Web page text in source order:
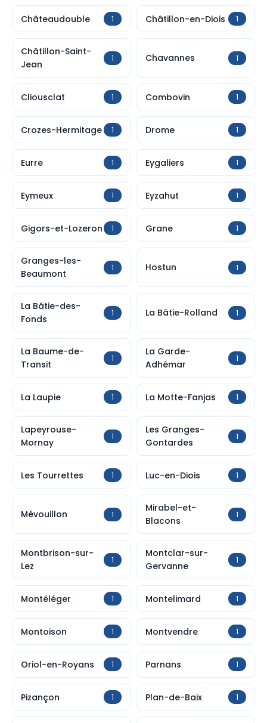
Châteaudouble 1 Châtillon-en-Diois 1
Châtillon-Saint-
Jean
1 Chavannes 1
Cliousclat 1 Combovin 1
Crozes-Hermitage 1 Drome 1
Eurre 1 Eygaliers 1
Eymeux 1 Eyzahut 1
Gigors-et-Lozeron 1 Grane 1
Granges-les-
Beaumont
1 Hostun 1
La Bâtie-des-
Fonds
1 La Bâtie-Rolland 1
La Baume-de-
Transit
1
La Garde-
Adhémar
1
La Laupie 1 La Motte-Fanjas 1
Lapeyrouse-
Mornay
1
Les Granges-
Gontardes
1
Les Tourrettes 1 Luc-en-Diois 1
Mévouillon 1
Mirabel-et-
Blacons
1
Montbrison-sur-
Lez
1
Montclar-sur-
Gervanne
1
Montéléger 1 Montelimard 1
Montoison 1 Montvendre 1
Oriol-en-Royans 1 Parnans 1
Pizançon 1 Plan-de-Baix 1